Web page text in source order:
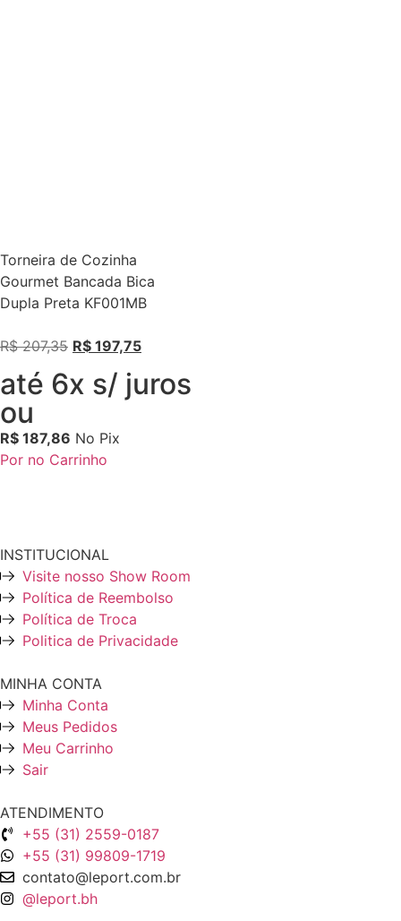
Torneira de Cozinha
Gourmet Bancada Bica
Dupla Preta KF001MB
R$207,35 R$ 197,75
até 6x s/ juros
ou
R$ 187,86 No Pix
Por no Carrinho
INSTITUCIONAL
Visite nosso Show Room
Política de Reembolso
Política de Troca
Politica de Privacidade
MINHA CONTA
Minha Conta
Meus Pedidos
Meu Carrinho
Sair
ATENDIMENTO
+55 (31) 2559-0187
+55 (31) 99809-1719
contato@leport.com.br
@leport.bh